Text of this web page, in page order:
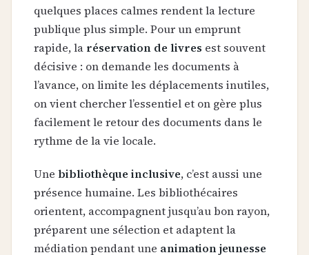
quelques places calmes rendent la lecture
publique plus simple. Pour un emprunt
rapide, la réservation de livres est souvent
décisive : on demande les documents à
l’avance, on limite les déplacements inutiles,
on vient chercher l’essentiel et on gère plus
facilement le retour des documents dans le
rythme de la vie locale.
Une bibliothèque inclusive, c’est aussi une
présence humaine. Les bibliothécaires
orientent, accompagnent jusqu’au bon rayon,
préparent une sélection et adaptent la
médiation pendant une animation jeunesse